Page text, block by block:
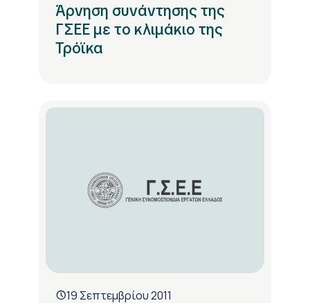
Άρνηση συνάντησης της
ΓΣΕΕ με το κλιμάκιο της
Τρόϊκα
19 Σεπτεμβρίου 2011